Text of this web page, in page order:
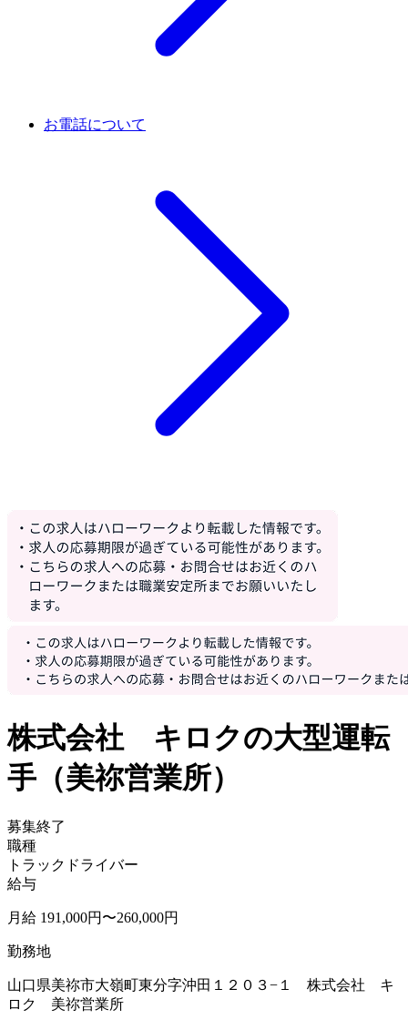
お電話について
株式会社 キロクの大型運転
手（美祢営業所）
募集終了
職種
トラックドライバー
給与
月給 191,000円〜260,000円
勤務地
山口県美祢市大嶺町東分字沖田１２０３−１ 株式会社 キ
ロク 美祢営業所